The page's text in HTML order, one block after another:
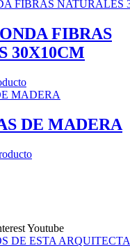
FIBRAS
30X10CM
DE MADERA
Youtube
DE ESTA ARQUITECTA